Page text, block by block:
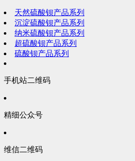
天然硫酸钡产品系列
沉淀硫酸钡产品系列
纳米硫酸钡产品系列
超硫酸钡产品系列
硫酸钡产品系列
手机站二维码
精细公众号
维信二维码